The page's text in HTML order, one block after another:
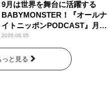
9月は世界を舞台に活躍する
BABYMONSTER！『オールナ
イトニッポンPODCAST』月替
わりパーソナリティ
2026.08.05
っと見る